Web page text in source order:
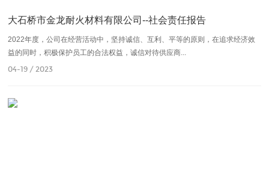
大石桥市金龙耐火材料有限公司--社会责任报告
2022年度，公司在经营活动中，坚持诚信、互利、平等的原则，在追求经济效
益的同时，积极保护员工的合法权益，诚信对待供应商...
04-19 / 2023